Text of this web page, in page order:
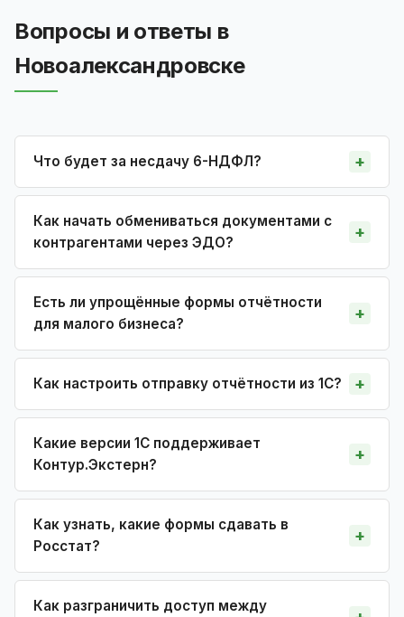
Вопросы и ответы в
Новоалександровске
Что будет за несдачу 6-НДФЛ?
Как начать обмениваться документами с
контрагентами через ЭДО?
Есть ли упрощённые формы отчётности
для малого бизнеса?
Как настроить отправку отчётности из 1С?
Какие версии 1С поддерживает
Контур.Экстерн?
Как узнать, какие формы сдавать в
Росстат?
Как разграничить доступ между